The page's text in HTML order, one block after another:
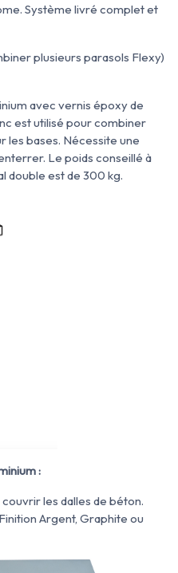
Système livré complet et
plusieurs parasols Flexy)
avec vernis époxy de
est utilisé pour combiner
les bases. Nécessite une
Le poids conseillé à
double est de 300 kg.
:
les dalles de béton.
Argent, Graphite ou